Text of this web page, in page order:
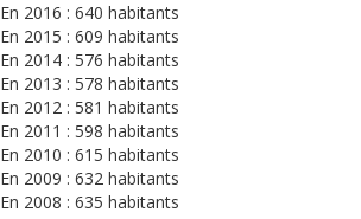
En 2016 : 640 habitants
En 2015 : 609 habitants
En 2014 : 576 habitants
En 2013 : 578 habitants
En 2012 : 581 habitants
En 2011 : 598 habitants
En 2010 : 615 habitants
En 2009 : 632 habitants
En 2008 : 635 habitants